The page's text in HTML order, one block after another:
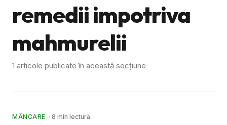
remedii impotriva
mahmurelii
1 articole publicate în această secțiune
MÂNCARE · 8 min lectură